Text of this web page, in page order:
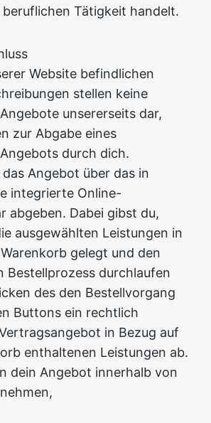
Tätigkeit handelt.
Website befindlichen
stellen keine
unsererseits dar,
zur Abgabe eines
durch dich.
Angebot über das in
integrierte Online-
abgeben. Dabei gibst du,
ausgewählten Leistungen in
gelegt und den
Bestellprozess durchlaufen
des den Bestellvorgang
Buttons ein rechtlich
in Bezug auf
enthaltenen Leistungen ab.
dein Angebot innerhalb von